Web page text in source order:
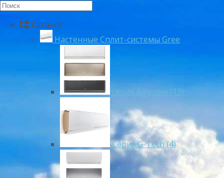
Каталог
Настенные Сплит-системы Gree
серия Airy new (13)
Серия G-Tech (4)